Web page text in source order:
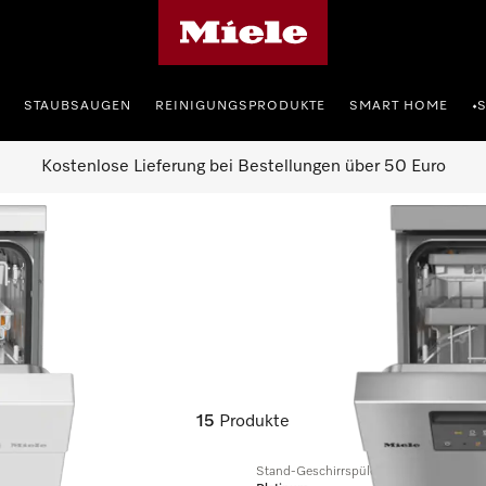
STAUBSAUGEN REINIGUNGSPRODUKTE SMART HOME •
Kostenlose Lieferung bei Bestellungen über 50 Euro
15 Produkte
Stand-Geschirrspüler